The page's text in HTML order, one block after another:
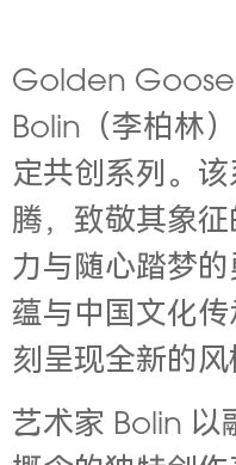
Golden Goose
Bolin（李柏林
定共创系列。
腾，致敬其象
力与随心踏梦
蕴与中国文化
刻呈现全新的风
艺术家 Bolin 以